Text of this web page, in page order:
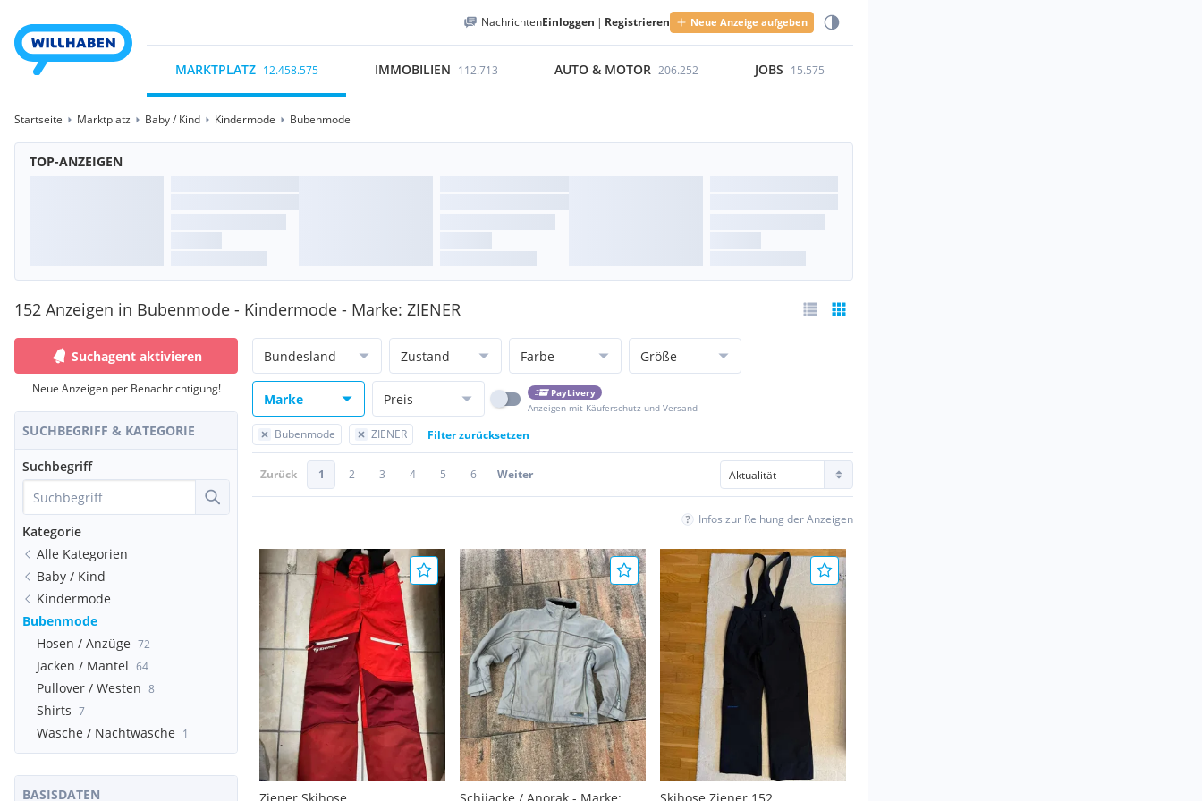
NachrichtenEinloggen | Registrieren Neue Anzeige aufgeben
MARKTPLATZ 12.458.575 IMMOBILIEN 112.713 AUTO & MOTOR 206.252 JOBS 15.575
Startseite Marktplatz Baby / Kind Kindermode Bubenmode
TOP-ANZEIGEN
152 Anzeigen in Bubenmode - Kindermode - Marke: ZIENER
Suchagent aktivieren
Neue Anzeigen per Benachrichtigung!
SUCHBEGRIFF & KATEGORIE
Suchbegriff
Kategorie
Alle Kategorien
Baby / Kind
Kindermode
Bubenmode
Hosen / Anzüge 72
Jacken / Mäntel 64
Pullover / Westen 8
Shirts 7
Wäsche / Nachtwäsche 1
BASISDATEN
Bundesland Zustand Farbe Größe
Marke Preis
PayLivery
Anzeigen mit Käuferschutz und Versand
Bubenmode ZIENER Filter zurücksetzen
Zurück 1 2 3 4 5 6 Weiter
Infos zur Reihung der Anzeigen